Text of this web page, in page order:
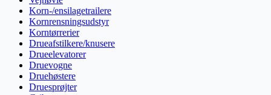
Korn-/ensilagetrailere
Kornrensningsudstyr
Korntørrerier
Drueafstilkere/knusere
Drueelevatorer
Druevogne
Druehøstere
Druesprøjter